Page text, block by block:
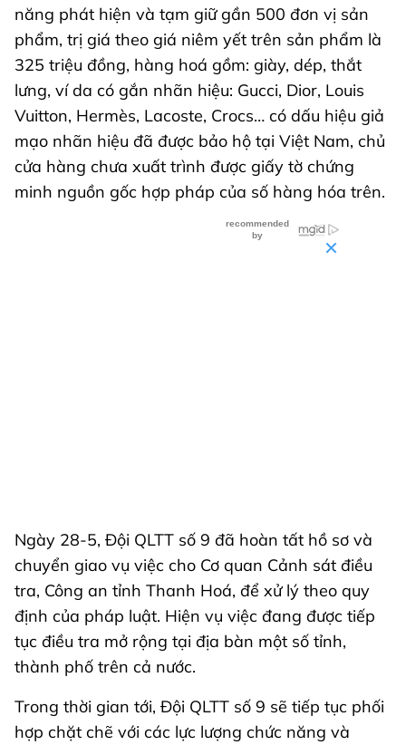
năng phát hiện và tạm giữ gần 500 đơn vị sản
phẩm, trị giá theo giá niêm yết trên sản phẩm là
325 triệu đồng, hàng hoá gồm: giày, dép, thắt
lưng, ví da có gắn nhãn hiệu: Gucci, Dior, Louis
Vuitton, Hermès, Lacoste, Crocs… có dấu hiệu giả
mạo nhãn hiệu đã được bảo hộ tại Việt Nam, chủ
cửa hàng chưa xuất trình được giấy tờ chứng
minh nguồn gốc hợp pháp của số hàng hóa trên.
Ngày 28-5, Đội QLTT số 9 đã hoàn tất hồ sơ và
chuyển giao vụ việc cho Cơ quan Cảnh sát điều
tra, Công an tỉnh Thanh Hoá, để xử lý theo quy
định của pháp luật. Hiện vụ việc đang được tiếp
tục điều tra mở rộng tại địa bàn một số tỉnh,
thành phố trên cả nước.
Trong thời gian tới, Đội QLTT số 9 sẽ tiếp tục phối
hợp chặt chẽ với các lực lượng chức năng và